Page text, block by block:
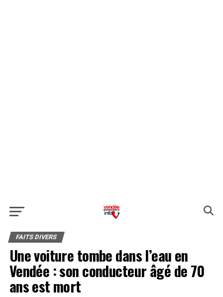
FAITS DIVERS
Une voiture tombe dans l’eau en
Vendée : son conducteur âgé de 70
ans est mort